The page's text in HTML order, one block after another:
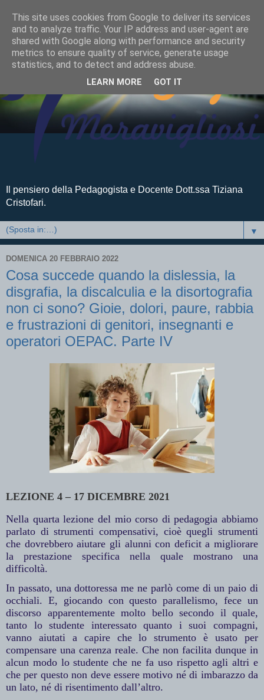
Il pensiero della Pedagogista e Docente Dott.ssa Tiziana
Cristofari.
▼
DOMENICA 20 FEBBRAIO 2022
Cosa succede quando la dislessia, la
disgrafia, la discalculia e la disortografia
non ci sono? Gioie, dolori, paure, rabbia
e frustrazioni di genitori, insegnanti e
operatori OEPAC. Parte IV
LEZIONE 4 – 17 DICEMBRE 2021
Nella quarta lezione del mio corso di pedagogia abbiamo
parlato di strumenti compensativi, cioè quegli strumenti
che dovrebbero aiutare gli alunni con deficit a migliorare
la prestazione specifica nella quale mostrano una
difficoltà.
In passato, una dottoressa me ne parlò come di un paio di
occhiali. E, giocando con questo parallelismo, fece un
discorso apparentemente molto bello secondo il quale,
tanto lo studente interessato quanto i suoi compagni,
vanno aiutati a capire che lo strumento è usato per
compensare una carenza reale. Che non facilita dunque in
alcun modo lo studente che ne fa uso rispetto agli altri e
che per questo non deve essere motivo né di imbarazzo da
un lato, né di risentimento dall’altro.
This site uses cookies from Google to deliver its services
and to analyze traffic. Your IP address and user-agent are
shared with Google along with performance and security
metrics to ensure quality of service, generate usage
statistics, and to detect and address abuse.
LEARN MORE GOT IT